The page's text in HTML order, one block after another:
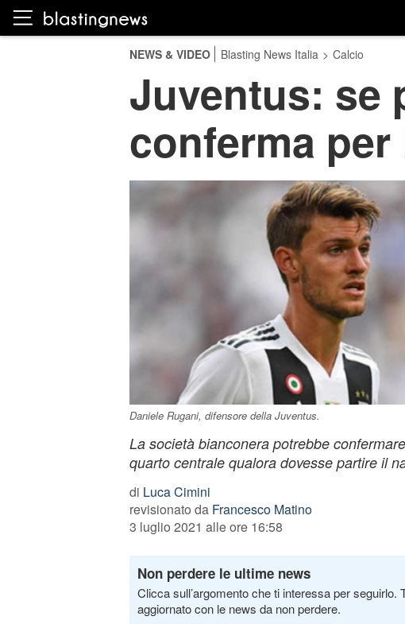
NEWS & VIDEO Blasting News Italia > Calcio
Juventus: se
conferma per
Daniele Rugani, difensore della Juventus.
La società bianconera potrebbe
quarto centrale qualora dovesse partire il
di Luca Cimini
revisionato da Francesco Matino
3 luglio 2021 alle ore 16:58
Non perdere le ultime news
Clicca sull’argomento che ti interessa per seguirlo.
aggiornato con le news da non perdere.